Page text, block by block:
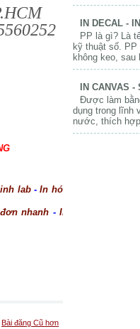
lab-In hóa đơn
nhanh - In trên
Bài đăng Cũ hơn
IN DECAL -
PP là gì? Là
kỹ thuật số.
không keo, sau
IN CANVAS -
Được làm
dụng trong lĩnh
nước, thích